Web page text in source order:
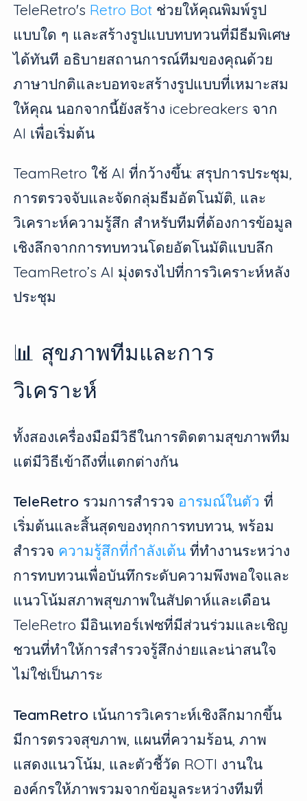
TeleRetro's Retro Bot ช่วยให้คุณพิมพ์รูป
แบบใด ๆ และสร้างรูปแบบทบทวนที่มีธีมพิเศษ
ได้ทันที อธิบายสถานการณ์ทีมของคุณด้วย
ภาษาปกติและบอทจะสร้างรูปแบบที่เหมาะสม
ให้คุณ นอกจากนี้ยังสร้าง icebreakers จาก
AI เพื่อเริ่มต้น
TeamRetro ใช้ AI ที่กว้างขึ้น: สรุปการประชุม,
การตรวจจับและจัดกลุ่มธีมอัตโนมัติ, และ
วิเคราะห์ความรู้สึก สำหรับทีมที่ต้องการข้อมูล
เชิงลึกจากการทบทวนโดยอัตโนมัติแบบลึก
TeamRetro’s AI มุ่งตรงไปที่การวิเคราะห์หลัง
ประชุม
📊 สุขภาพทีมและการ
วิเคราะห์
ทั้งสองเครื่องมือมีวิธีในการติดตามสุขภาพทีม
แต่มีวิธีเข้าถึงที่แตกต่างกัน
TeleRetro รวมการสำรวจ อารมณ์ในตัว ที่
เริ่มต้นและสิ้นสุดของทุกการทบทวน, พร้อม
สำรวจ ความรู้สึกที่กำลังเต้น ที่ทำงานระหว่าง
การทบทวนเพื่อบันทึกระดับความพึงพอใจและ
แนวโน้มสภาพสุขภาพในสัปดาห์และเดือน
TeleRetro มีอินเทอร์เฟซที่มีส่วนร่วมและเชิญ
ชวนที่ทำให้การสำรวจรู้สึกง่ายและน่าสนใจ
ไม่ใช่เป็นภาระ
TeamRetro เน้นการวิเคราะห์เชิงลึกมากขึ้น
มีการตรวจสุขภาพ, แผนที่ความร้อน, ภาพ
แสดงแนวโน้ม, และตัวชี้วัด ROTI งานใน
องค์กรให้ภาพรวมจากข้อมูลระหว่างทีมที่